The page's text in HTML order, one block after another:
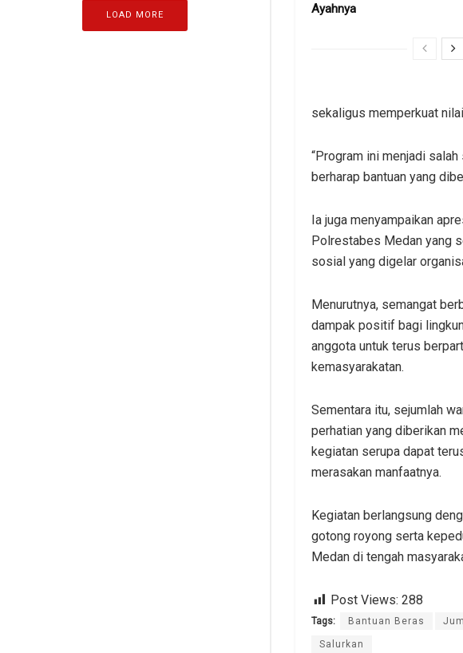
LOAD MORE
Ayahnya
sekaligus memperkuat
“Program ini menjadi
berharap bantuan yang
Ia juga menyampaikan
Polrestabes Medan yang
sosial yang digelar
Menurutnya, semangat
dampak positif bagi
anggota untuk terus
kemasyarakatan.
Sementara itu, sejumlah
perhatian yang diberikan
kegiatan serupa dapat
merasakan manfaatnya.
Kegiatan berlangsung
gotong royong serta
Medan di tengah
Post Views: 288
Tags: Bantuan Beras
Salurkan